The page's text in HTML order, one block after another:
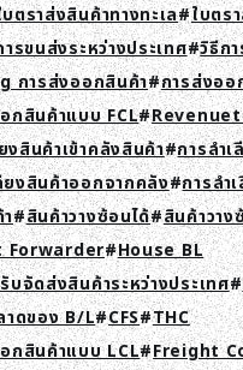
ตราส่งสินค้าทางทะเล ใบตร
ารขนส่งระหว่างประเทศ วิธีก
การส่งออกสินค้า การส่งออ
กสินค้าแบบ FCL
งสินค้าเข้าคลังสินค้า การลำ
ยงสินค้าออกจากคลัง การลำ
สินค้าวางซ้อนได้ สินค้าวาง
Forwarder House BL
บจัดส่งสินค้าระหว่างประเทศ
ดของ B/L CFS THC
กสินค้าแบบ LCL Freight